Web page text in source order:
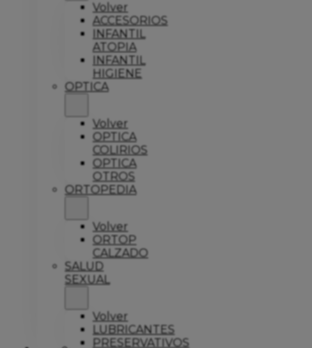
Volver
ACCESORIOS
INFANTIL
ATOPIA
INFANTIL
HIGIENE
OPTICA
Volver
OPTICA
COLIRIOS
OPTICA
OTROS
ORTOPEDIA
Volver
ORTOP
CALZADO
SALUD
SEXUAL
Volver
LUBRICANTES
PRESERVATIVOS